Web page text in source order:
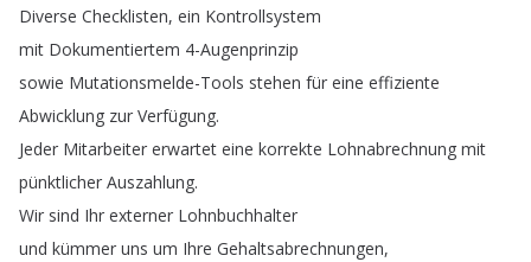
Diverse Checklisten, ein Kontrollsystem
mit Dokumentiertem 4-Augenprinzip
sowie Mutationsmelde-Tools stehen für eine effiziente
Abwicklung zur Verfügung.
Jeder Mitarbeiter erwartet eine korrekte Lohnabrechnung mit
pünktlicher Auszahlung.
Wir sind Ihr externer Lohnbuchhalter
und kümmer uns um Ihre Gehaltsabrechnungen,